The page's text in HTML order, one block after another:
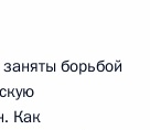
борьбой
Как